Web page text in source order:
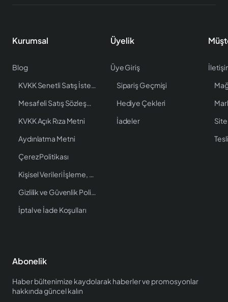
Kurumsal
Blog
KVKK Senetli Satış İstenen Bilgiler
Mesafeli Satış Sözleşmesi
KVKK Açık Rıza Metni
Aydınlatma Metni
Çerez Politikası
Kişisel Verileri İşleme, Saklama ve İmha Politikası
Gizlilik ve Güvenlik Politikası
İptal ve İade Koşulları
Üyelik
Üye Giriş
Sipariş Geçmişi
Hediye Çekleri
İadeler
Site
Abonelik
Haber bültenimize kaydolarak haberler ve promosyonlar
hakkında güncel kalın